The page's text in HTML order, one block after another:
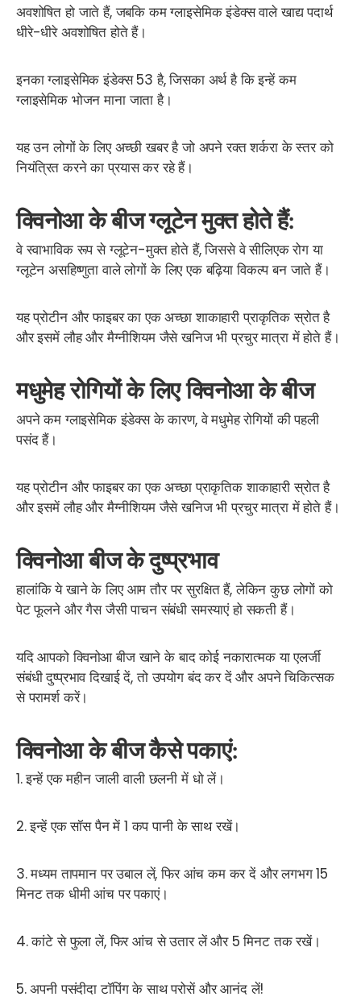
अवशोषित हो जाते हैं, जबकि कम ग्लाइसेमिक इंडेक्स वाले खाद्य पदार्थ
धीरे-धीरे अवशोषित होते हैं।
इनका ग्लाइसेमिक इंडेक्स 53 है, जिसका अर्थ है कि इन्हें कम
ग्लाइसेमिक भोजन माना जाता है।
यह उन लोगों के लिए अच्छी खबर है जो अपने रक्त शर्करा के स्तर को
नियंत्रित करने का प्रयास कर रहे हैं।
क्विनोआ के बीज ग्लूटेन मुक्त होते हैं:
वे स्वाभाविक रूप से ग्लूटेन-मुक्त होते हैं, जिससे वे सीलिएक रोग या
ग्लूटेन असहिष्णुता वाले लोगों के लिए एक बढ़िया विकल्प बन जाते हैं।
यह प्रोटीन और फाइबर का एक अच्छा शाकाहारी प्राकृतिक स्रोत है
और इसमें लौह और मैग्नीशियम जैसे खनिज भी प्रचुर मात्रा में होते हैं।
मधुमेह रोगियों के लिए क्विनोआ के बीज
अपने कम ग्लाइसेमिक इंडेक्स के कारण, वे मधुमेह रोगियों की पहली
पसंद हैं।
यह प्रोटीन और फाइबर का एक अच्छा प्राकृतिक शाकाहारी स्रोत है
और इसमें लौह और मैग्नीशियम जैसे खनिज भी प्रचुर मात्रा में होते हैं।
क्विनोआ बीज के दुष्प्रभाव
हालांकि ये खाने के लिए आम तौर पर सुरक्षित हैं, लेकिन कुछ लोगों को
पेट फूलने और गैस जैसी पाचन संबंधी समस्याएं हो सकती हैं।
यदि आपको क्विनोआ बीज खाने के बाद कोई नकारात्मक या एलर्जी
संबंधी दुष्प्रभाव दिखाई दें, तो उपयोग बंद कर दें और अपने चिकित्सक
से परामर्श करें।
क्विनोआ के बीज कैसे पकाएं:
1. इन्हें एक महीन जाली वाली छलनी में धो लें।
2. इन्हें एक सॉस पैन में 1 कप पानी के साथ रखें।
3. मध्यम तापमान पर उबाल लें, फिर आंच कम कर दें और लगभग 15
मिनट तक धीमी आंच पर पकाएं।
4. कांटे से फुला लें, फिर आंच से उतार लें और 5 मिनट तक रखें।
5. अपनी पसंदीदा टॉपिंग के साथ परोसें और आनंद लें!